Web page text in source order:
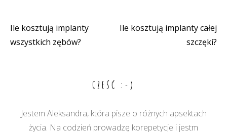
Nawigacja
Ile kosztują implanty
wszystkich zębów?
Ile kosztują implanty całej
szczęki?
CZEŚĆ :-)
Jestem Aleksandra, która pisze o różnych apsektach
życia. Na codzień prowadzę korepetycje i jestm